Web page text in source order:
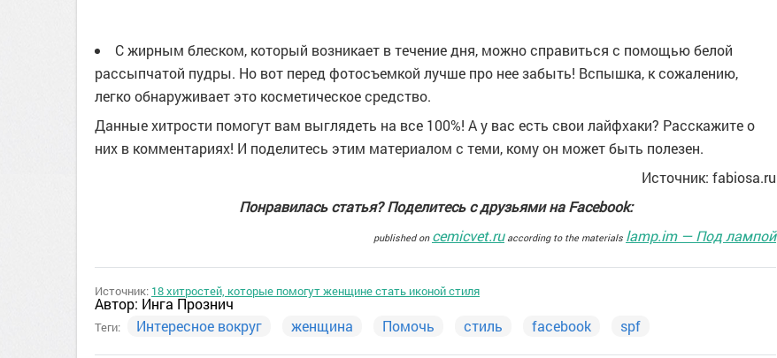
С жирным блеском, который возникает в течение дня, можно справиться с помощью белой
рассыпчатой пудры. Но вот перед фотосъемкой лучше про нее забыть! Вспышка, к сожалению,
легко обнаруживает это косметическое средство.
Данные хитрости помогут вам выглядеть на все 100%! А у вас есть свои лайфхаки? Расскажите о
них в комментариях! И поделитесь этим материалом с теми, кому он может быть полезен.
Источник: fabiosa.ru
Понравилась статья? Поделитесь с друзьями на Facebook:
published on cemicvet.ruaccording to the materials lamp.im — Под лампой
Источник: 18 хитростей, которые помогут женщине стать иконой стиля
Автор: Инга Прознич
Теги: Интересное вокруг женщина Помочь стиль facebook spf